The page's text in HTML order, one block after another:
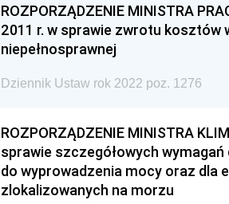
ROZPORZĄDZENIE MINISTRA
2011 r. w sprawie zwrotu
niepełnosprawnej
Dziennik Ustaw rok 2022 poz. 1276
ROZPORZĄDZENIE MINISTRA
sprawie szczegółowych
do wyprowadzenia mocy oraz
zlokalizowanych na morzu